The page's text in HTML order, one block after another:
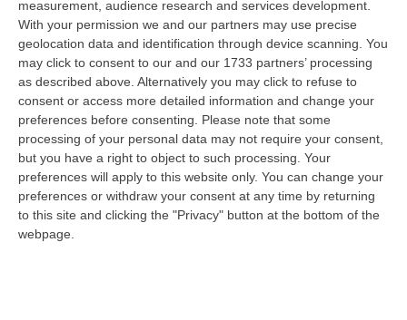
measurement, audience research and services development.
With your permission we and our partners may use precise
geolocation data and identification through device scanning. You
may click to consent to our and our 1733 partners’ processing
as described above. Alternatively you may click to refuse to
consent or access more detailed information and change your
preferences before consenting.
Please note that some
processing of your personal data may not require your consent,
but you have a right to object to such processing. Your
preferences will apply to this website only. You can change your
preferences or withdraw your consent at any time by returning
to this site and clicking the "Privacy" button at the bottom of the
webpage.
07 Agosto, 22:02
Renzi: «Conte? Sarebbe Delittuoso Vannaccizzare La Coalizione»
“ROMA «Conte sta giocando la sua partita, vedremo se le primarie si
faranno, quando e con che formato, se a due Conte-Schlein o se ci
sarann…
07 Agosto, 21:35
Meteo, Altri 10 Giorni Di Caldo Estremo
“ROMA La tregua varrà fino a domani: dopo il record di ieri con il bollino
rosso per tutte le 27 città monitorate e oggi con 26 allerte mass…
07 Agosto, 20:33